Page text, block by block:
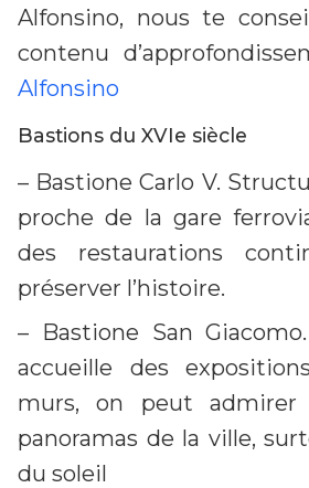
Alfonsino, nous te
contenu
Alfonsino
Bastions du XVIe siècle
– Bastione Carlo V.
proche de la gare
des restaurations
préserver l’histoire.
– Bastione San
accueille des
murs, on peut admirer
panoramas de la ville,
du soleil